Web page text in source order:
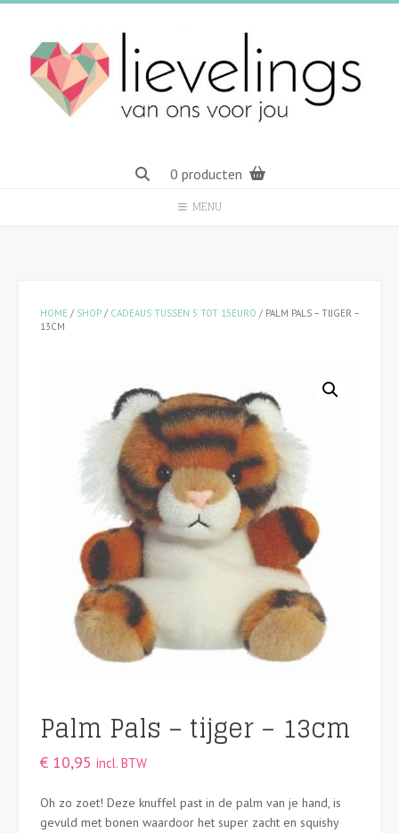
Spring
inhoud
0 producten
MENU
HOME / SHOP / CADEAUS TUSSEN 5 TOT 15EURO / PALM PALS – TIJGER –
13CM
Palm Pals – tijger – 13cm
€ 10,95 incl. BTW
Oh zo zoet! Deze knuffel past in de palm van je hand, is
gevuld met bonen waardoor het super zacht en squishy